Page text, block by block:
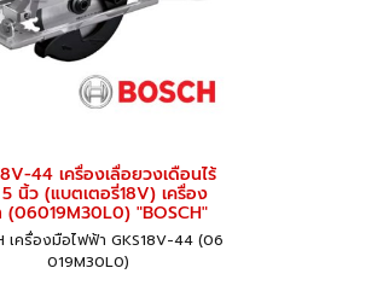
44 เครื่องเลื่อยวงเดือนไร้
นิ้ว (แบตเตอรี่18V) เครื่อง
(06019M30L0) "BOSCH"
เครื่องมือไฟฟ้า GKS18V-44 (06
019M30L0)